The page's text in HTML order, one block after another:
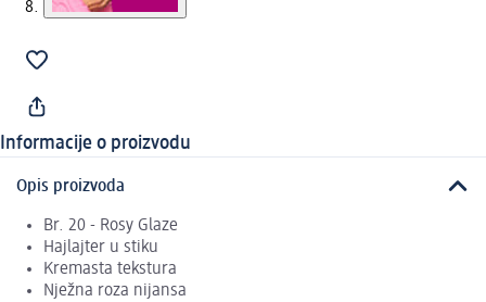
Informacije o proizvodu
Opis proizvoda
Br. 20 - Rosy Glaze
Hajlajter u stiku
Kremasta tekstura
Nježna roza nijansa